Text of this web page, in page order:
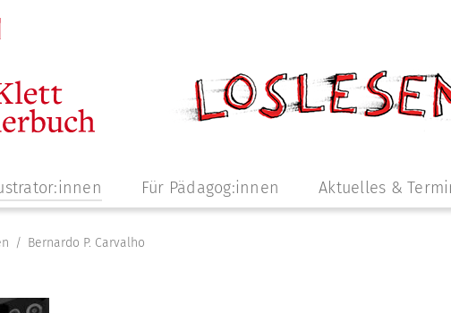
Für Pädagog:innen Aktuelles &
Bernardo P. Carvalho